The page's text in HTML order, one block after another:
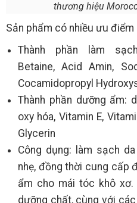
thương hiệu
Sản phẩm có nhiều ưu điểm
Thành phần làm
Betaine, Acid Amin,
Cocamidopropyl
Thành phần dưỡng ẩm:
oxy hóa, Vitamin E,
Glycerin
Công dụng: làm sạch
nhẹ, đồng thời cung cấp
ẩm cho mái tóc khô xơ.
dưỡng chất, cùng với